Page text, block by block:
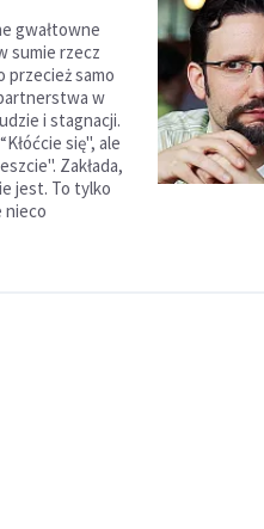
gwałtowne
sumie rzecz
przecież samo
w
i stagnacji.
się", ale
Zakłada,
jest. To tylko
nieco